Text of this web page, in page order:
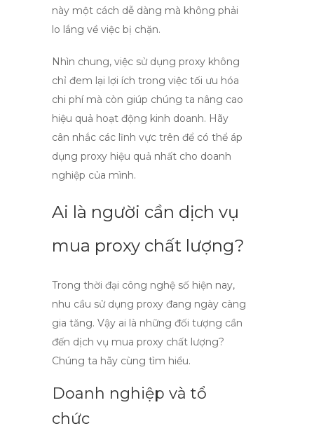
này một cách dễ dàng mà không phải
lo lắng về việc bị chặn.
Nhìn chung, việc sử dụng proxy không
chỉ đem lại lợi ích trong việc tối ưu hóa
chi phí mà còn giúp chúng ta nâng cao
hiệu quả hoạt động kinh doanh. Hãy
cân nhắc các lĩnh vực trên để có thể áp
dụng proxy hiệu quả nhất cho doanh
nghiệp của mình.
Ai là người cần dịch vụ
mua proxy chất lượng?
Trong thời đại công nghệ số hiện nay,
nhu cầu sử dụng proxy đang ngày càng
gia tăng. Vậy ai là những đối tượng cần
đến dịch vụ mua proxy chất lượng?
Chúng ta hãy cùng tìm hiểu.
Doanh nghiệp và tổ
chức